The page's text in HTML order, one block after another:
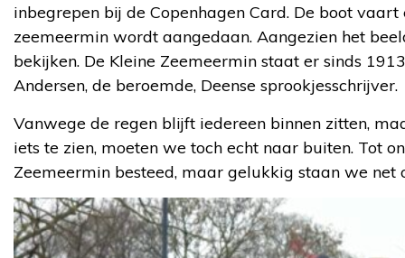
inbegrepen bij de Copenhagen Card. De boot
zeemeermin wordt aangedaan. Aangezien het
bekijken. De Kleine Zeemeermin staat er sinds
Andersen, de beroemde, Deense sprookjesschrijver.
Vanwege de regen blijft iedereen binnen zitten,
iets te zien, moeten we toch echt naar buiten. Tot
Zeemeermin besteed, maar gelukkig staan we net